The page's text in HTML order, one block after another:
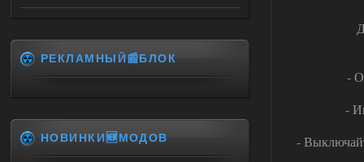
-
-
-
Спавнер + Правки + Античит - Dead
City Final
Доступно только для пользователей
РЕКЛАМНЫЙ📰БЛОК
НОВИНКИ🆕МОДОВ